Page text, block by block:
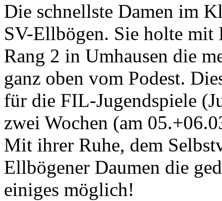
Die schnellste Damen im
SV-Ellbögen. Sie holte mit
Rang 2 in Umhausen die
ganz oben vom Podest.
für die FIL-Jugendspiele
zwei Wochen (am
Mit ihrer Ruhe, dem
Ellbögener Daumen die
einiges möglich!